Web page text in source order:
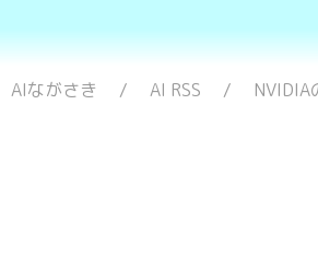
AIながさき AI RSS